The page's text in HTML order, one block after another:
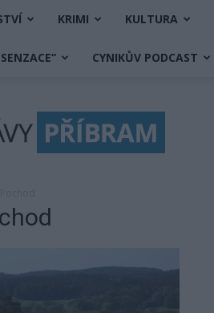
KRIMI KULTURA
CYNIKŮV PODCAST